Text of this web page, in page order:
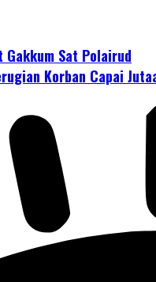
Gakkum Sat Polairud
Korban Capai